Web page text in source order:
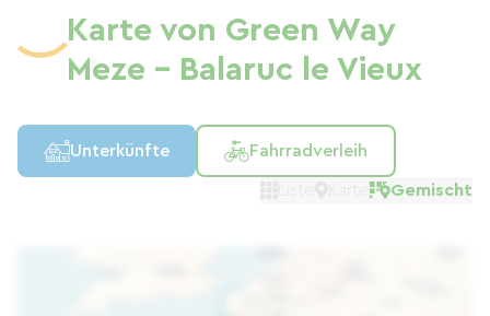
Karte von Green Way
Meze - Balaruc le Vieux
Unterkünfte Fahrradverleih
Gemischt